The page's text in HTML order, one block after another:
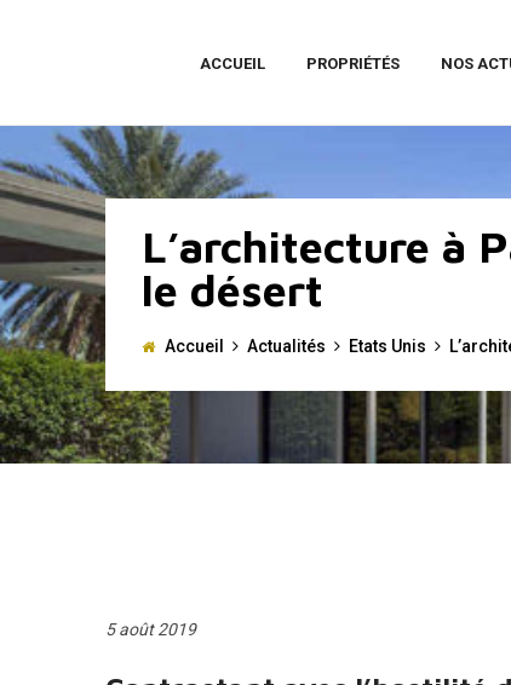
ACCUEIL PROPRIÉTÉS NOS
L’architecture à
le désert
Accueil Actualités Etats Unis
5 août 2019